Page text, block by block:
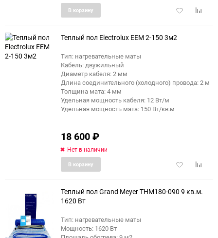
Добавить
В корзину
Теплый пол Electrolux EEM 2-150 3м2
Тип: нагревательные маты
Кабель: двужильный
Диаметр кабеля: 2 мм
Длина соединительного (холодного) провода: 2 м
Толщина мата: 4 мм
Удельная мощность кабеля: 12 Вт/м
Удельная мощность мата: 150 Вт/кв.м
18 600₽
Нет в наличии
Добавить
В корзину
Теплый пол Grand Meyer THM180-090 9 кв.м.
1620 Вт
Тип: нагревательные маты
Мощность: 1620 Вт